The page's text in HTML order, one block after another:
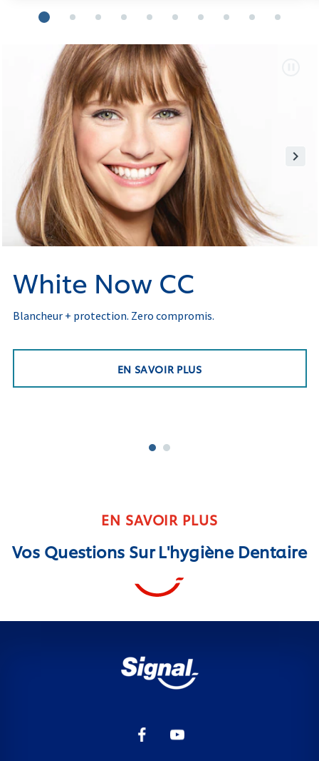
White Now CC
Blancheur + protection. Zero compromis.
EN SAVOIR PLUS
EN SAVOIR PLUS
Vos Questions Sur L'hygiène Dentaire